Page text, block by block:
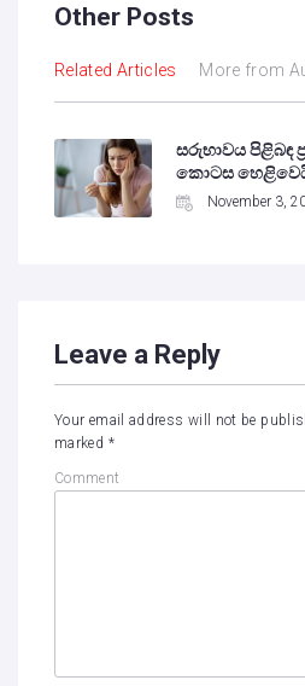
Other Posts
Related Articles More from
සරුභාවය පිළිබඳ
කොටස
November 3,
Leave a Reply
Your email address will not be
marked *
Comment